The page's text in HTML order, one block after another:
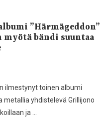
”Härmägeddon”
bändi suuntaa
ilmestynyt toinen albumi
metallia yhdistelevä Grillijono
ja …